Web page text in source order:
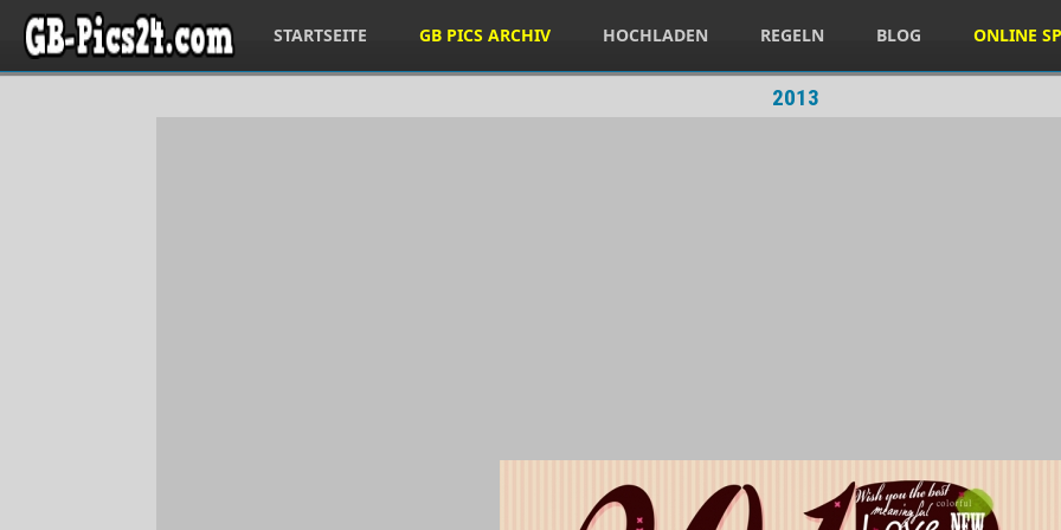
STARTSEITE GB PICS ARCHIV HOCHLADEN REGELN BLOG ONLINE
2013